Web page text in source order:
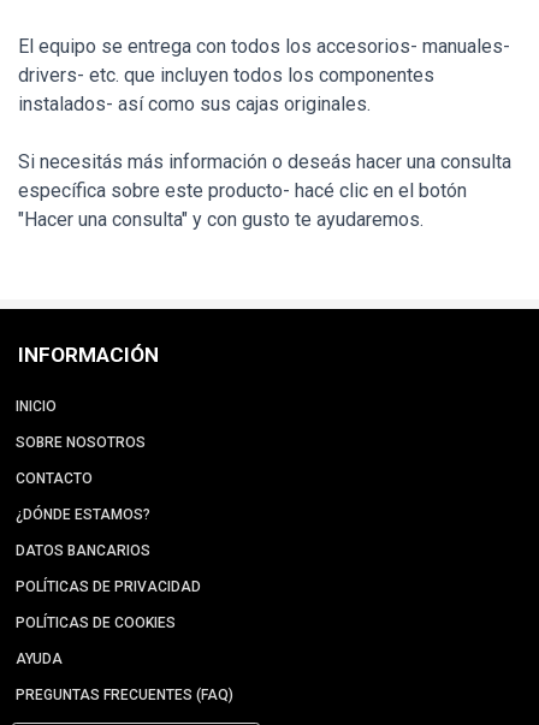
El equipo se entrega con todos los accesorios- manuales-
drivers- etc. que incluyen todos los componentes
instalados- así como sus cajas originales.
Si necesitás más información o deseás hacer una consulta
específica sobre este producto- hacé clic en el botón
"Hacer una consulta" y con gusto te ayudaremos.
INFORMACIÓN
INICIO
SOBRE NOSOTROS
CONTACTO
¿DÓNDE ESTAMOS?
DATOS BANCARIOS
POLÍTICAS DE PRIVACIDAD
POLÍTICAS DE COOKIES
AYUDA
PREGUNTAS FRECUENTES (FAQ)